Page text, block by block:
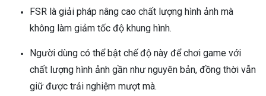
FSR là giải pháp nâng cao chất lượng hình ảnh mà
không làm giảm tốc độ khung hình.
Người dùng có thể bật chế độ này để chơi game với
chất lượng hình ảnh gần như nguyên bản, đồng thời vẫn
giữ được trải nghiệm mượt mà.